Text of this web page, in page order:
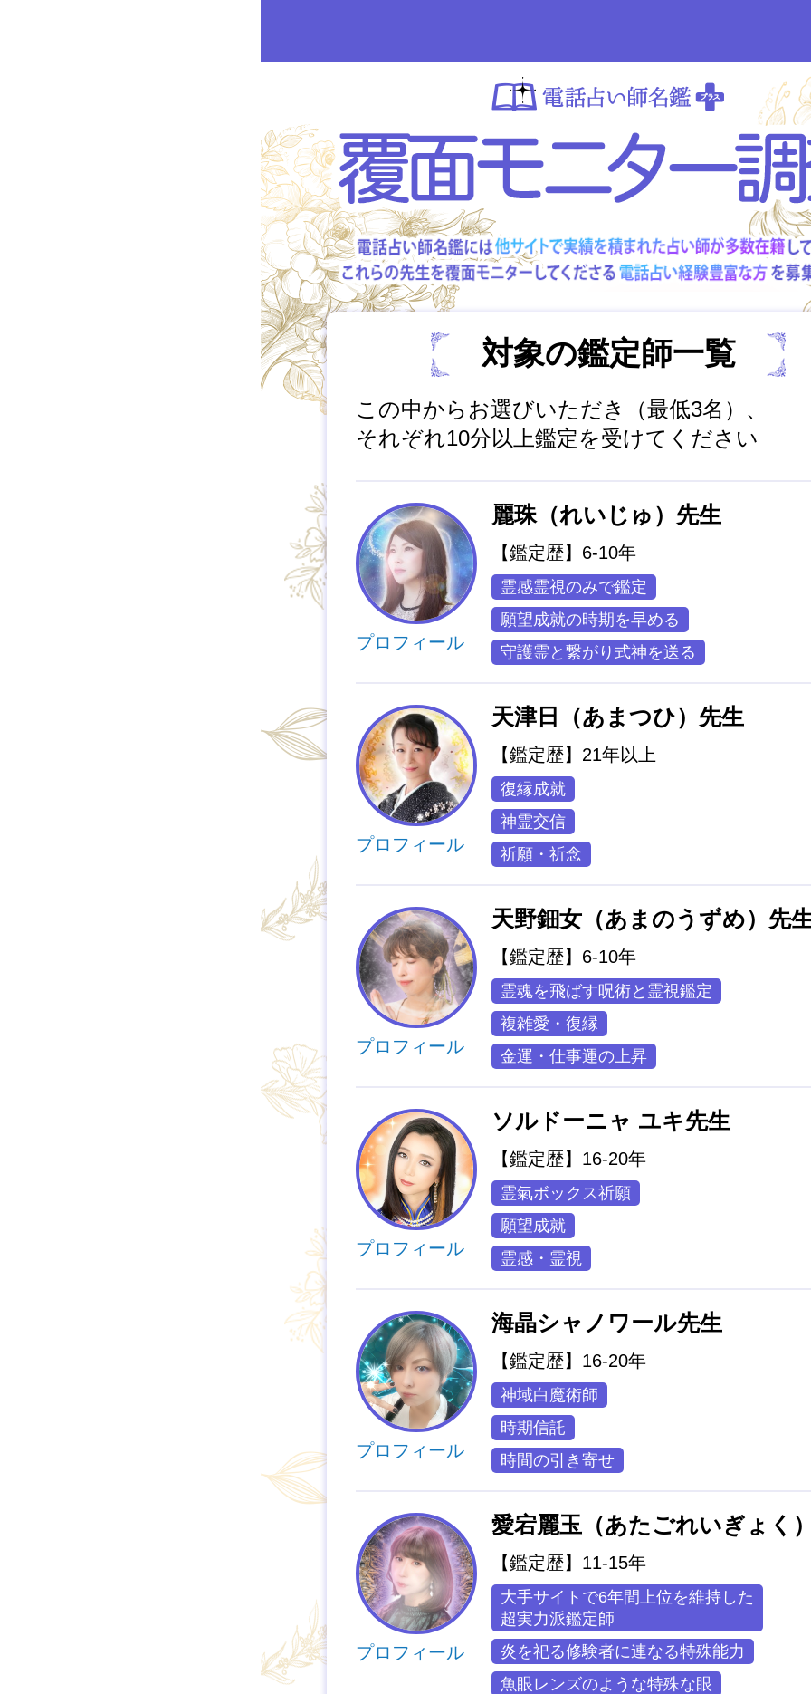
対象の鑑定師一覧
この中からお選びいただき（最低3名）、
それぞれ10分以上鑑定を受けてください
麗珠（れいじゅ）先生
プロフィール
【鑑定歴】6-10年
霊感霊視のみで鑑定
願望成就の時期を早める
守護霊と繋がり式神を送る
天津日（あまつひ）先生
プロフィール
【鑑定歴】21年以上
復縁成就
神霊交信
祈願・祈念
天野鈿女（あまのうずめ）先
プロフィール
【鑑定歴】6-10年
霊魂を飛ばす呪術と霊視鑑定
複雑愛・復縁
金運・仕事運の上昇
ソルドーニャ ユキ先生
プロフィール
【鑑定歴】16-20年
霊氣ボックス祈願
願望成就
霊感・霊視
海晶シャノワール先生
プロフィール
【鑑定歴】16-20年
神域白魔術師
時期信託
時間の引き寄せ
愛宕麗玉（あたごれいぎょく
プロフィール
【鑑定歴】11-15年
大手サイトで6年間上位を維持した
超実力派鑑定師
炎を祀る修験者に連なる特殊能力
魚眼レンズのような特殊な眼